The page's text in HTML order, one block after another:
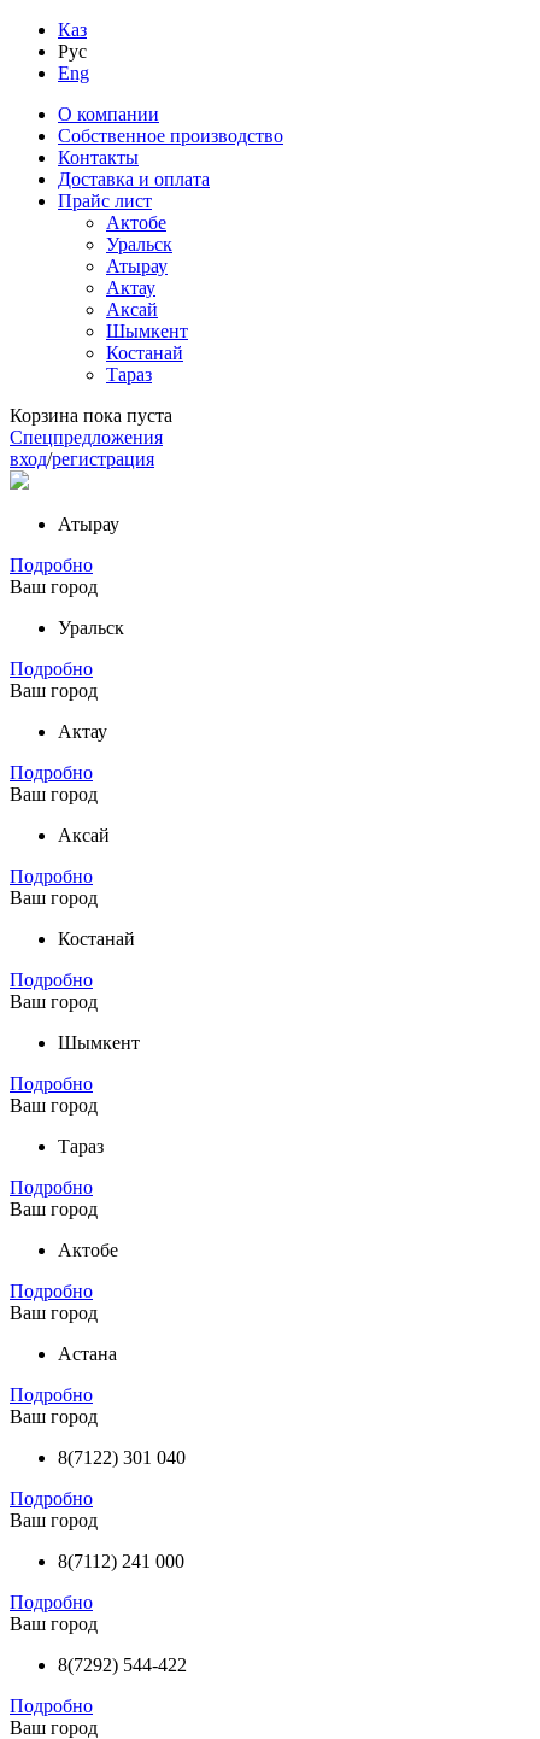
Каз
Рус
Eng
О компании
Собственное производство
Контакты
Доставка и оплата
Прайс лист
Актобе
Уральск
Атырау
Актау
Аксай
Шымкент
Костанай
Тараз
Корзина пока пуста
Спецпредложения
вход/регистрация
Атырау
Подробно
Ваш город
Уральск
Подробно
Ваш город
Актау
Подробно
Ваш город
Аксай
Подробно
Ваш город
Костанай
Подробно
Ваш город
Шымкент
Подробно
Ваш город
Тараз
Подробно
Ваш город
Актобе
Подробно
Ваш город
Астана
Подробно
Ваш город
8(7122) 301 040
Подробно
Ваш город
8(7112) 241 000
Подробно
Ваш город
8(7292) 544-422
Подробно
Ваш город